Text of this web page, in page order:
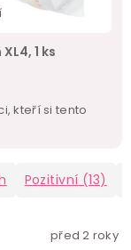
1 ks
kteří si tento
Pozitivní (13)
před 2 roky